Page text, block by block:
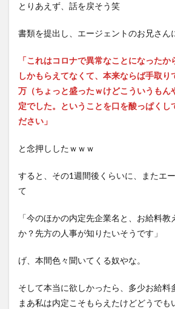
とりあえず、話を戻そう笑
書類を提出し、エージェントのお兄さん
「これはコロナで異常なことになった
しかもらえてなくて、本来ならば手取
万（ちょっと盛ったｗけどこういうもん
定でした。ということを口を酸っぱくし
ださい」
と念押ししたｗｗｗ
すると、その1週間後くらいに、またエ
て
「今のほかの内定先企業名と、お給料教
か？先方の人事が知りたいそうです」
げ、本間色々聞いてくる奴やな。
そして本当に欲しかったら、多少お給料
まあ私は内定こそもらえたけどどうでも